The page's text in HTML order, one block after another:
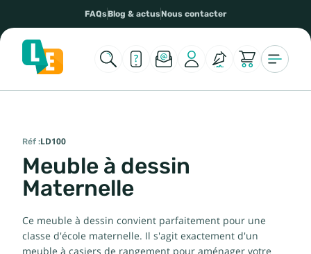
FAQsBlog & actusNous contacter
Réf :LD100
Meuble à dessin
Maternelle
Ce meuble à dessin convient parfaitement pour une
classe d'école maternelle. Il s'agit exactement d'un
meuble à casiers de rangement pour aménager votre